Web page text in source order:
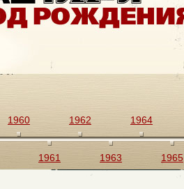
1960
1961
1962
1963
1964
1965